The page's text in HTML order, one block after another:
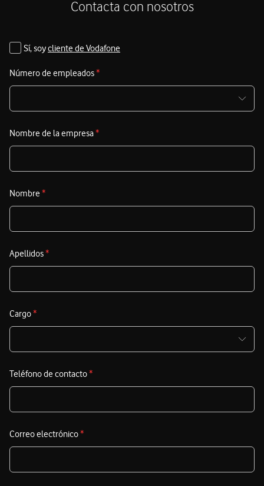
Contacta con nosotros
Sí, soycliente de Vodafone
Número de empleados*
Nombre de la empresa*
Nombre *
Apellidos*
Cargo*
Teléfono de contacto*
Correo electrónico*